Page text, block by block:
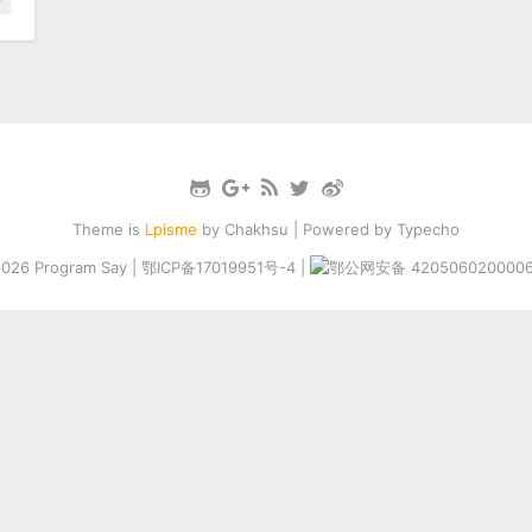
Theme is Lpisme by Chakhsu | Powered by Typecho
Program Say 鄂ICP备17019951号-4 鄂公网安备